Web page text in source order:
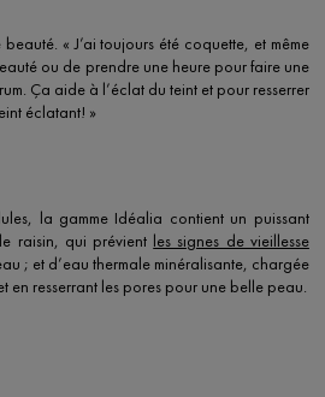
« J’ai toujours été coquette, et même
ou de prendre une heure pour faire une
Ça aide à l’éclat du teint et pour resserrer
éclatant! »
la gamme Idéalia contient un puissant
raisin, qui prévient les signes de vieillesse
; et d’eau thermale minéralisante, chargée
en resserrant les pores pour une belle peau.